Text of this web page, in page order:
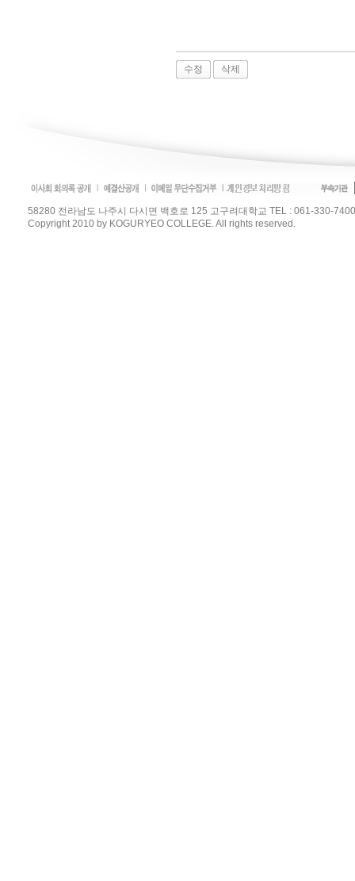
수정 삭제
58280 전라남도 나주시 다시면 백호로 125 고구려대학교 TEL : 061-330-
Copyright 2010 by KOGURYEO COLLEGE. All rights reserved.